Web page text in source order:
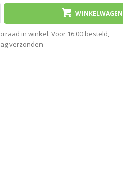
WINKELWAGEN
in winkel. Voor 16:00 besteld,
verzonden